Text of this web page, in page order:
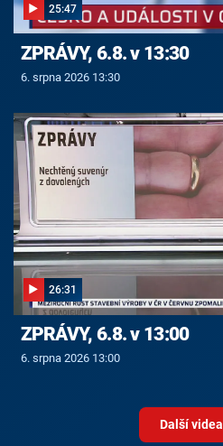
25:47
ZPRÁVY, 6.8. v 13:30
6. srpna 2026 13:30
26:31
ZPRÁVY, 6.8. v 13:00
6. srpna 2026 13:00
Další videa